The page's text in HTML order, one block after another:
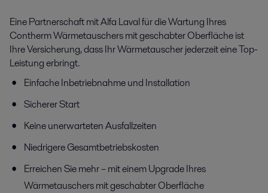
Eine Partnerschaft mit Alfa Laval für die Wartung Ihres
Contherm Wärmetauschers mit geschabter Oberfläche ist
Ihre Versicherung, dass Ihr Wärmetauscher jederzeit eine Top-
Leistung erbringt.
Einfache Inbetriebnahme und Installation
Sicherer Start
Keine unerwarteten Ausfallzeiten
Niedrigere Gesamtbetriebskosten
Erreichen Sie mehr – mit einem Upgrade Ihres
Wärmetauschers mit geschabter Oberfläche